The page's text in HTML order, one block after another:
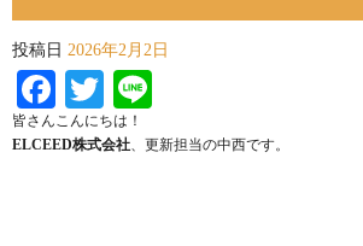
投稿日 2026年2月2日
Facebook
Twitter
皆さんこんにちは！
ELCEED株式会社 、更新担当の中西です。